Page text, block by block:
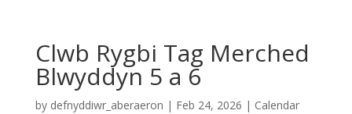
Clwb Rygbi Tag Merched
Blwyddyn 5 a 6
by defnyddiwr_aberaeron | Feb 24, 2026 | Calendar